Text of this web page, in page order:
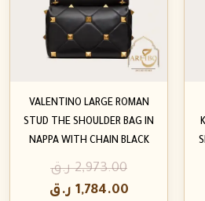
VALENTINO LARGE ROMAN
STUD THE SHOULDER BAG IN
NAPPA WITH CHAIN BLACK
2,973.00 ر.ق
1,784.00 ر.ق